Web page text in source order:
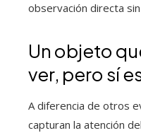
observación directa
Un objeto
ver, pero sí
A diferencia de otros
capturan la atención